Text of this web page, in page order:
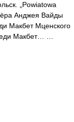
„Powiatowa
Анджея Вайды
Макбет Мценского
Макбет… …